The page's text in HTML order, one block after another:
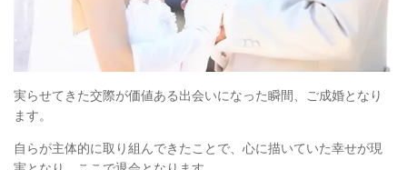
実らせてきた交際が価値ある出会いになった瞬間、ご成婚となり
ます。
自らが主体的に取り組んできたことで、心に描いていた幸せが現